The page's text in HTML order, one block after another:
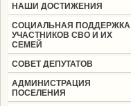
НАШИ ДОСТИЖЕНИЯ
СОЦИАЛЬНАЯ ПОДДЕРЖКА
УЧАСТНИКОВ СВО И ИХ
СЕМЕЙ
СОВЕТ ДЕПУТАТОВ
АДМИНИСТРАЦИЯ
ПОСЕЛЕНИЯ